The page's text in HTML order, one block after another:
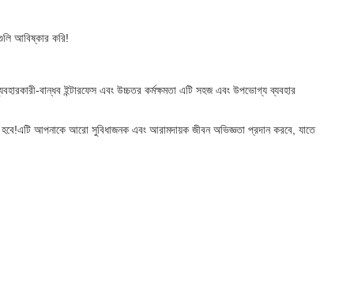
আবিষ্কার করি!
বান্ধব ইন্টারফেস এবং উচ্চতর কর্মক্ষমতা এটি সহজ এবং উপভোগ্য ব্যবহার
আপনাকে আরো সুবিধাজনক এবং আরামদায়ক জীবন অভিজ্ঞতা প্রদান করবে, যাতে